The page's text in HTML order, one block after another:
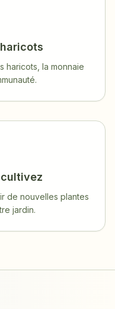
haricots, la monnaie
de nouvelles plantes
jardin.